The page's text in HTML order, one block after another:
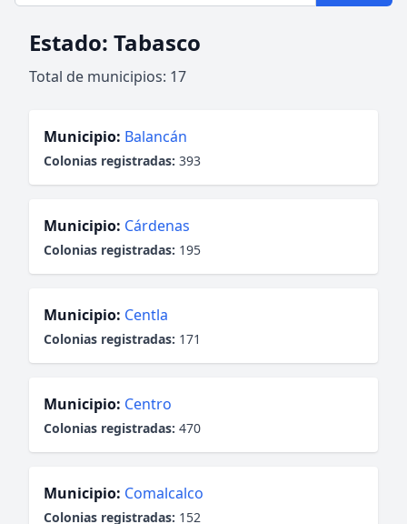
Estado: Tabasco
Total de municipios: 17
Municipio: Balancán
Colonias registradas: 393
Municipio: Cárdenas
Colonias registradas: 195
Municipio: Centla
Colonias registradas: 171
Municipio: Centro
Colonias registradas: 470
Municipio: Comalcalco
Colonias registradas: 152